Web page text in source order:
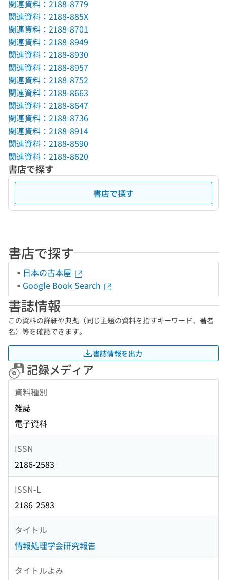
関連資料：2188-8779
関連資料：2188-885X
関連資料：2188-8701
関連資料：2188-8949
関連資料：2188-8930
関連資料：2188-8957
関連資料：2188-8752
関連資料：2188-8663
関連資料：2188-8647
関連資料：2188-8736
関連資料：2188-8914
関連資料：2188-8590
関連資料：2188-8620
書店で探す
書店で探す
書店で探す
日本の古本屋
Google Book Search
書誌情報
この資料の詳細や典拠（同じ主題の資料を指すキーワード、著者
名）等を確認できます。
書誌情報を出力
記録メディア
資料種別
雑誌
電子資料
ISSN
2186-2583
ISSN-L
2186-2583
タイトル
情報処理学会研究報告
タイトルよみ